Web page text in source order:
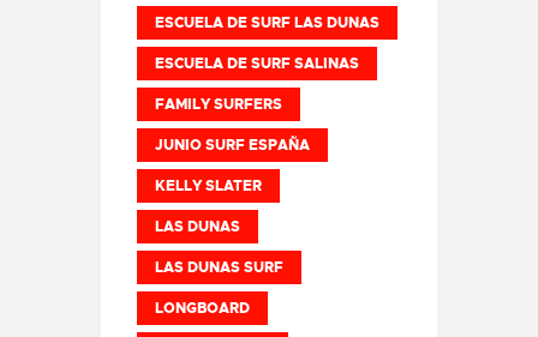
ESCUELA DE SURF LAS DUNAS
ESCUELA DE SURF SALINAS
FAMILY SURFERS
JUNIO SURF ESPAÑA
KELLY SLATER
LAS DUNAS
LAS DUNAS SURF
LONGBOARD